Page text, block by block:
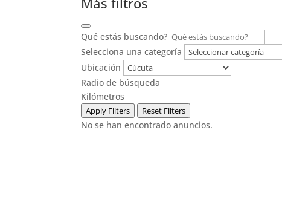
Qué estás buscando?
Selecciona una categoría
Ubicación
Radio de búsqueda
Kilómetros
Apply Filters Reset Filters
No se han encontrado anuncios.